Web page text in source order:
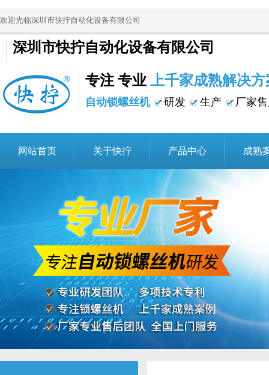
欢迎光临深圳市快拧自动化设备有限公司
深圳市快拧自动化设备有限公司
专注 专业 上千家成熟解决方
自动锁螺丝机 研发 生产 厂家
网站首页 关于快拧 产品中心 成熟